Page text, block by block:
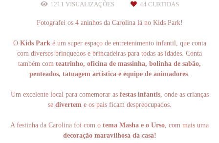
1211 VISUALIZAÇÕES 44 CURTIDAS
Fotografei os 4 aninhos da Carolina lá no Kids Park!
O Kids Park é um super espaço de entretenimento infantil, que conta
com diversos brinquedos e brincadeiras para todas as idades. Conta
também com teatrinho, oficina de massinha, bolinha de sabão,
penteados, tatuagem artística e equipe de animadores
Um excelente local para comemorar as festas infantis, onde as crianças
se divertem e os pais ficam despreocupados.
A festinha da Carolina foi com o tema Masha e o Urso , com mais uma
decoração maravilhosa da casa!